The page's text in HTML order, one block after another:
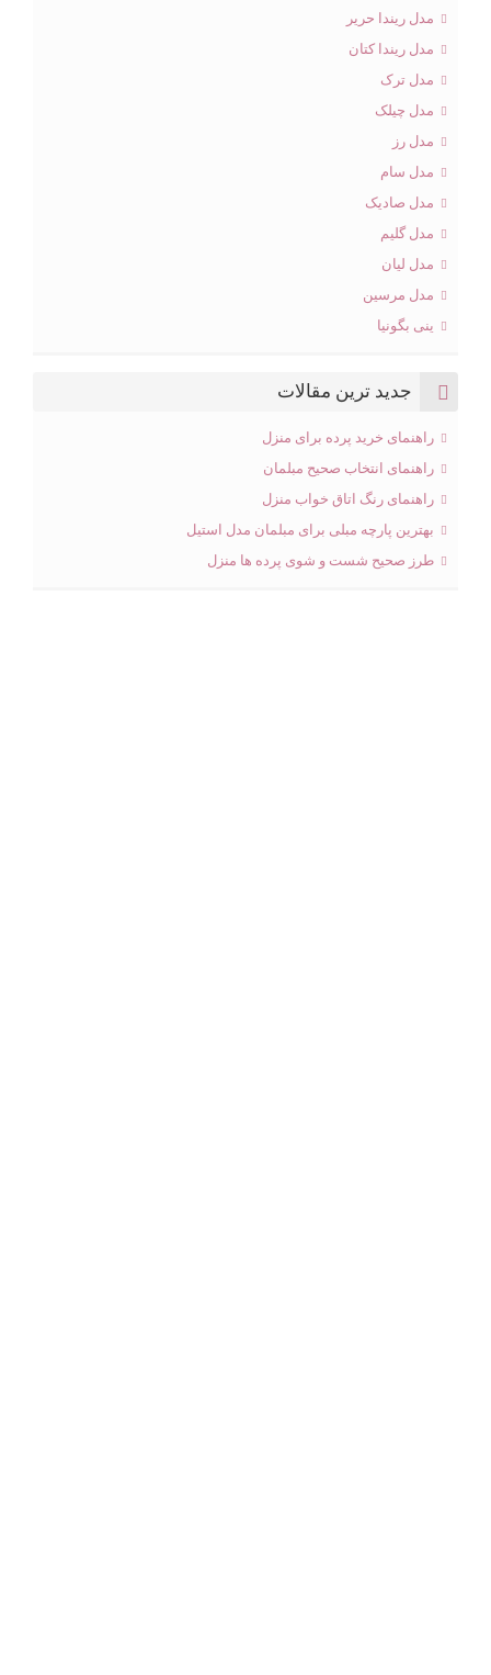
مدل ریندا حریر
مدل ریندا کتان
مدل ترک
مدل چیلک
مدل رز
مدل سام
مدل صادیک
مدل گلیم
مدل لیان
مدل مرسین
ینی بگونیا
جدید ترین مقالات
راهنمای خرید پرده برای منزل
راهنمای انتخاب صحیح مبلمان
راهنمای رنگ اتاق خواب منزل
بهترین پارچه مبلی برای مبلمان مدل استیل
طرز صحیح شست و شوی پرده ها منزل